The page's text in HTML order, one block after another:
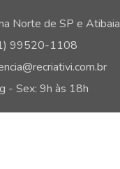
Norte de SP e Atibaia
99520-1108
- Sex: 9h às 18h